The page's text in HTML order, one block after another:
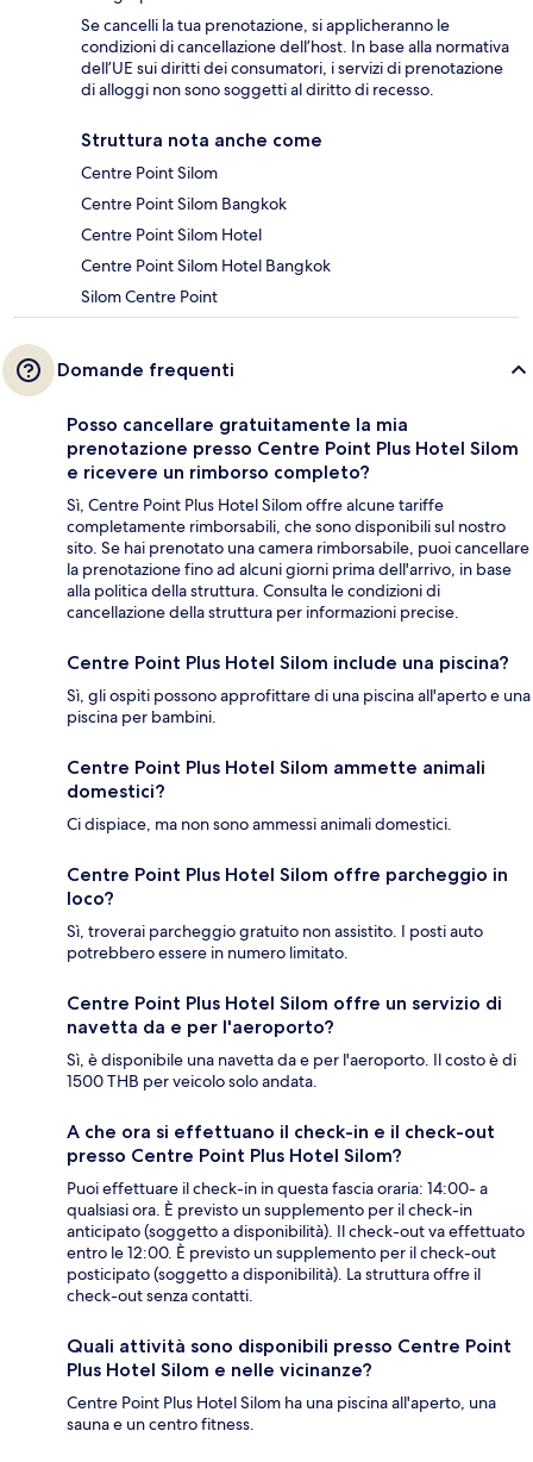
Se cancelli la tua prenotazione, si applicheranno le
condizioni di cancellazione dell’host. In base alla normativa
dell’UE sui diritti dei consumatori, i servizi di prenotazione
di alloggi non sono soggetti al diritto di recesso.
Struttura nota anche come
Centre Point Silom
Centre Point Silom Bangkok
Centre Point Silom Hotel
Centre Point Silom Hotel Bangkok
Silom Centre Point
Domande frequenti
Posso cancellare gratuitamente la mia
prenotazione presso Centre Point Plus Hotel Silom
e ricevere un rimborso completo?
Sì, Centre Point Plus Hotel Silom offre alcune tariffe
completamente rimborsabili, che sono disponibili sul nostro
sito. Se hai prenotato una camera rimborsabile, puoi cancellare
la prenotazione fino ad alcuni giorni prima dell'arrivo, in base
alla politica della struttura. Consulta le condizioni di
cancellazione della struttura per informazioni precise.
Centre Point Plus Hotel Silom include una piscina?
Sì, gli ospiti possono approfittare di una piscina all'aperto e una
piscina per bambini.
Centre Point Plus Hotel Silom ammette animali
domestici?
Ci dispiace, ma non sono ammessi animali domestici.
Centre Point Plus Hotel Silom offre parcheggio in
loco?
Sì, troverai parcheggio gratuito non assistito. I posti auto
potrebbero essere in numero limitato.
Centre Point Plus Hotel Silom offre un servizio di
navetta da e per l'aeroporto?
Sì, è disponibile una navetta da e per l'aeroporto. Il costo è di
1500 THB per veicolo solo andata.
A che ora si effettuano il check-in e il check-out
presso Centre Point Plus Hotel Silom?
Puoi effettuare il check-in in questa fascia oraria: 14:00- a
qualsiasi ora. È previsto un supplemento per il check-in
anticipato (soggetto a disponibilità). Il check-out va effettuato
entro le 12:00. È previsto un supplemento per il check-out
posticipato (soggetto a disponibilità). La struttura offre il
check-out senza contatti.
Quali attività sono disponibili presso Centre Point
Plus Hotel Silom e nelle vicinanze?
Centre Point Plus Hotel Silom ha una piscina all'aperto, una
sauna e un centro fitness.